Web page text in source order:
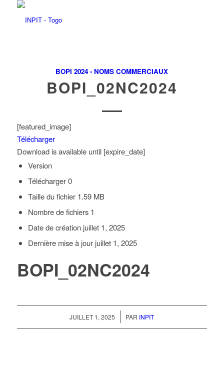
BOPI 2024 - NOMS COMMERCIAUX
BOPI_02NC2024
[featured_image]
Télécharger
Download is available until [expire_date]
Version
Télécharger0
Taille du fichier 1.59 MB
Nombre de fichiers 1
Date de création juillet 1, 2025
Dernière mise à jour juillet 1, 2025
BOPI_02NC2024
JUILLET 1, 2025
/ PAR INPIT